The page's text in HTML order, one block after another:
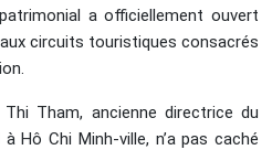
a officiellement ouvert
circuits touristiques consacrés
Tham, ancienne directrice du
Hô Chi Minh-ville, n’a pas caché